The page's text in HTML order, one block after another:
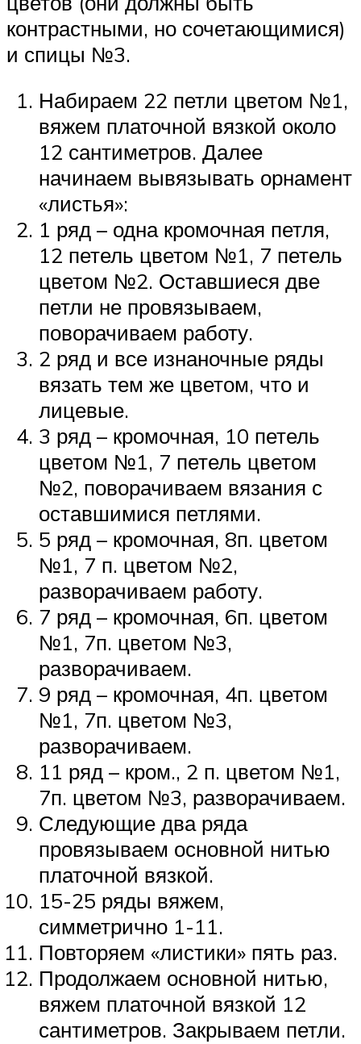
контрастными, но сочетающимися)
и спицы №3.
Набираем 22 петли цветом №1,
вяжем платочной вязкой около
12 сантиметров. Далее
начинаем вывязывать орнамент
«листья»:
1 ряд – одна кромочная петля,
12 петель цветом №1, 7 петель
цветом №2. Оставшиеся две
петли не провязываем,
поворачиваем работу.
2 ряд и все изнаночные ряды
вязать тем же цветом, что и
лицевые.
3 ряд – кромочная, 10 петель
цветом №1, 7 петель цветом
№2, поворачиваем вязания с
оставшимися петлями.
5 ряд – кромочная, 8п. цветом
№1, 7 п. цветом №2,
разворачиваем работу.
7 ряд – кромочная, 6п. цветом
№1, 7п. цветом №3,
разворачиваем.
9 ряд – кромочная, 4п. цветом
№1, 7п. цветом №3,
разворачиваем.
11 ряд – кром., 2 п. цветом №1,
7п. цветом №3, разворачиваем.
Следующие два ряда
провязываем основной нитью
платочной вязкой.
15-25 ряды вяжем,
симметрично 1-11.
Повторяем «листики» пять раз.
Продолжаем основной нитью,
вяжем платочной вязкой 12
сантиметров. Закрываем петли.